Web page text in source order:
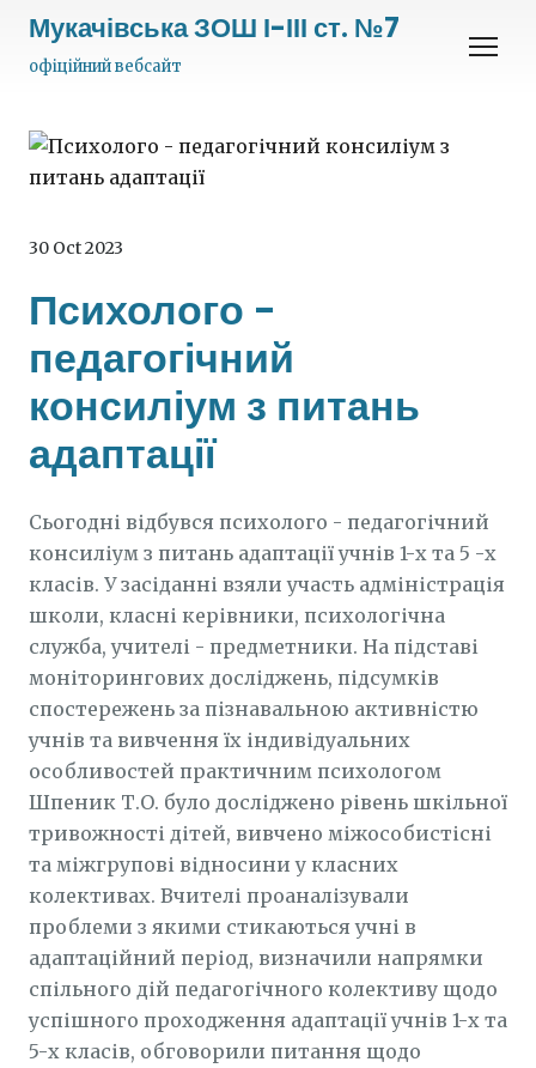
Мукачівська ЗОШ І-ІІІ ст. №7
офіційний вебсайт
30 Oct 2023
Психолого -
педагогічний
консиліум з питань
адаптації
Сьогодні відбувся психолого - педагогічний
консиліум з питань адаптації учнів 1-х та 5 -х
класів. У засіданні взяли участь адміністрація
школи, класні керівники, психологічна
служба, учителі - предметники. На підставі
моніторингових досліджень, підсумків
спостережень за пізнавальною активністю
учнів та вивчення їх індивідуальних
особливостей практичним психологом
Шпеник Т.О. було досліджено рівень шкільної
тривожності дітей, вивчено міжособистісні
та міжгрупові відносини у класних
колективах. Вчителі проаналізували
проблеми з якими стикаються учні в
адаптаційний період, визначили напрямки
спільного дій педагогічного колективу щодо
успішного проходження адаптації учнів 1-х та
5-х класів, обговорили питання щодо